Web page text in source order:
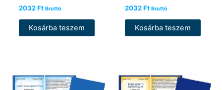
2032Ft Bruttó
Kosárba teszem
2032Ft Bruttó
Kosárba teszem